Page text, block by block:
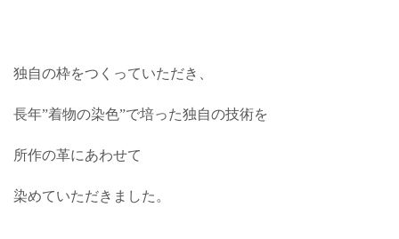
独自の枠をつくっていただき、
長年”着物の染色”で培った独自の技術を
所作の革にあわせて
染めていただきました。